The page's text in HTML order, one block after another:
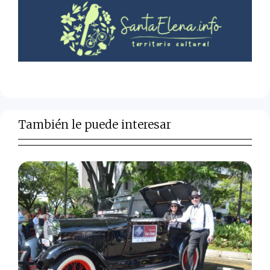
También le puede interesar